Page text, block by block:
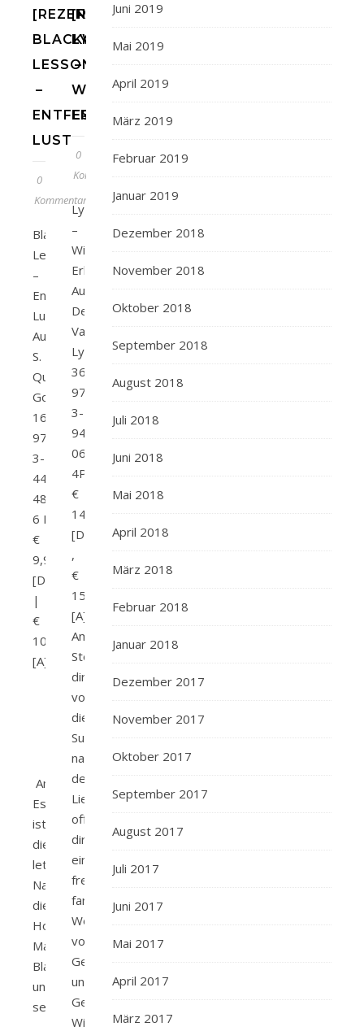
[REZENSION]
BLACKWELL
LESSONS
–
ENTFESSELTE
LUST
0
Kommentare
Blackwell
Lessons
–
Entfesselte
Lust
Autor/in:
S.
Quinn Verlag:
Goldmann Seitenanzahl:
160 ISBN:
978-
3-
442-
48508-
6 Preis:
€
9,99
[D]
|
€
10,30
[A]
Amazon
Es
ist
die
letzte
Nacht,
die
Hollywoodstar
Marc
Blackwell
und
seine…
[REZENSION]
LYS
–
WILDES
ERBE
0
Kommentare
Lys
–
Wildes
Erbe
Autor/in:
Denise
ValentinVerlag:
LysandrabooksSeitenanzahl:
362ISBN:
978-
3-
946376-
06-
4Preis:
€
14,90
[D]
,
€
15,90
[A]
Amazon
Stell
dir
vor,
die
Suche
nach
deinen
Lieben
offenbart
dir
eine
fremde,
fantastische
Welt
voller
Geheimnisse
und
Gefahr.
Wie
Juni 2019
Mai 2019
April 2019
März 2019
Februar 2019
Januar 2019
Dezember 2018
November 2018
Oktober 2018
September 2018
August 2018
Juli 2018
Juni 2018
Mai 2018
April 2018
März 2018
Februar 2018
Januar 2018
Dezember 2017
November 2017
Oktober 2017
September 2017
August 2017
Juli 2017
Juni 2017
Mai 2017
April 2017
März 2017